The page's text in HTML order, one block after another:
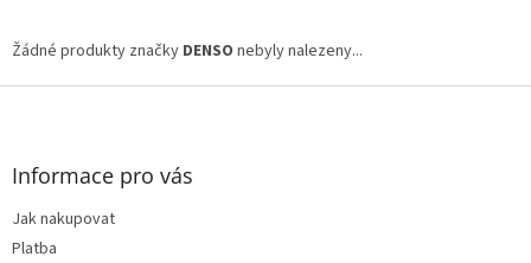
Žádné produkty značky DENSO nebyly nalezeny...
Z
Informace pro vás
Jak nakupovat
Platba